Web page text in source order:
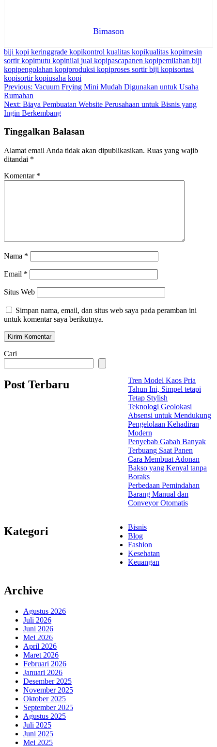
Bimason
biji kopi keringgrade kopikontrol kualitas kopikualitas kopimesin
sortir kopimutu kopinilai jual kopipascapanen kopipemilahan biji
kopipengolahan kopiproduksi kopiproses sortir biji kopisortasi
kopisortir kopiusaha kopi
Navigasi
pos
Previous: Vacuum Frying Mini Mudah Digunakan untuk Usaha
Rumahan
Next: Biaya Pembuatan Website Perusahaan untuk Bisnis yang
Ingin Berkembang
Tinggalkan Balasan
Alamat email Anda tidak akan dipublikasikan. Ruas yang wajib
ditandai *
Komentar *
Nama *
Email *
Situs Web
Simpan nama, email, dan situs web saya pada peramban ini
untuk komentar saya berikutnya.
Cari
Post Terbaru
Tren Model Kaos Pria
Tahun Ini, Simpel tetapi
Tetap Stylish
Teknologi Geolokasi
Absensi untuk Mendukung
Pengelolaan Kehadiran
Modern
Penyebab Gabah Banyak
Terbuang Saat Panen
Cara Membuat Adonan
Bakso yang Kenyal tanpa
Boraks
Perbedaan Pemindahan
Barang Manual dan
Conveyor Otomatis
Kategori
Bisnis
Blog
Fashion
Kesehatan
Keuangan
Archive
Agustus 2026
Juli 2026
Juni 2026
Mei 2026
April 2026
Maret 2026
Februari 2026
Januari 2026
Desember 2025
November 2025
Oktober 2025
September 2025
Agustus 2025
Juli 2025
Juni 2025
Mei 2025